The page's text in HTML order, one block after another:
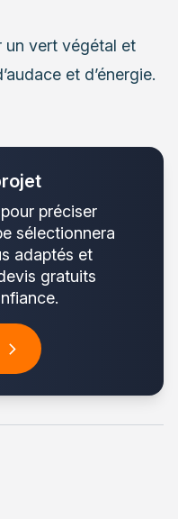
un vert végétal et
et d’énergie.
préciser
sélectionnera
adaptés et
gratuits